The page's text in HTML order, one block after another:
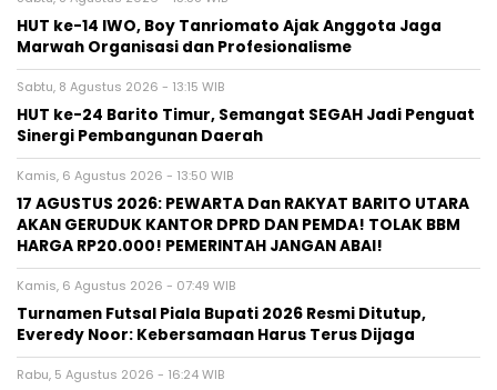
HUT ke-14 IWO, Boy Tanriomato Ajak Anggota Jaga
Marwah Organisasi dan Profesionalisme
Sabtu, 8 Agustus 2026 - 13:15 WIB
HUT ke-24 Barito Timur, Semangat SEGAH Jadi Penguat
Sinergi Pembangunan Daerah
Kamis, 6 Agustus 2026 - 13:50 WIB
17 AGUSTUS 2026: PEWARTA Dan RAKYAT BARITO UTARA
AKAN GERUDUK KANTOR DPRD DAN PEMDA! TOLAK BBM
HARGA RP20.000! PEMERINTAH JANGAN ABAI!
Kamis, 6 Agustus 2026 - 07:49 WIB
Turnamen Futsal Piala Bupati 2026 Resmi Ditutup,
Everedy Noor: Kebersamaan Harus Terus Dijaga
Rabu, 5 Agustus 2026 - 16:24 WIB